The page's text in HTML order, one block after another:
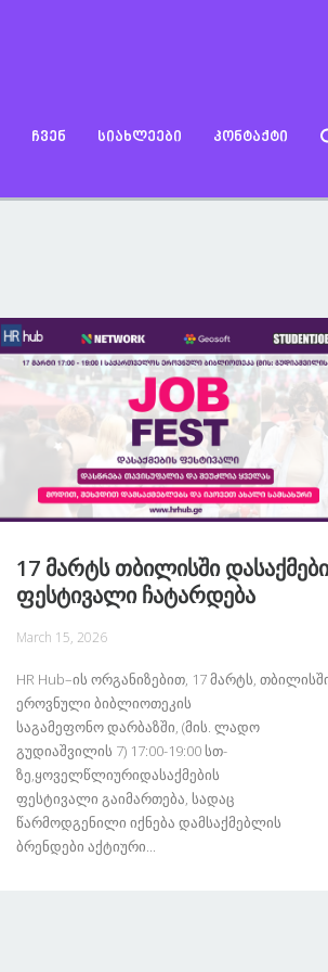
ᲩᲕᲔᲜ ᲡᲘᲐᲮᲚᲔᲔᲑᲘ ᲙᲝᲜᲢᲐᲥᲢᲘ
17 Მარტს Თბილისში
Ფესტივალი Ჩატარდება
March 15, 2026
HR Hub–Ის Ორგანიზებით, 17 Მარტს,
Ეროვნული Ბიბლიოთეკის
Საგამეფონო Დარბაზში, (მის. Ლადო
Გუდიაშვილის 7) 17:00-19:00 Სთ-
Ზე,ყოველწლიურიდასაქმების
Ფესტივალი Გაიმართება, Სადაც
Წარმოდგენილი Იქნება Დამსაქმებლის
Ბრენდები Აქტიური...